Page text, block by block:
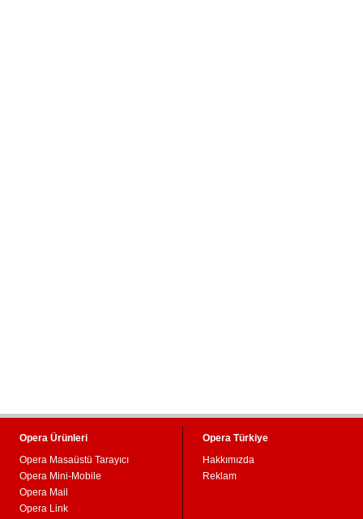
Opera Ürünleri
Opera Masaüstü Tarayıcı
Opera Mini-Mobile
Opera Mail
Opera Link
Opera Türkiye
Hakkımızda
Reklam